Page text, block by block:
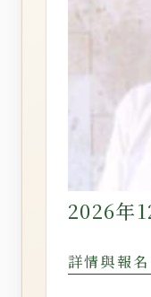
2026年
詳情與報